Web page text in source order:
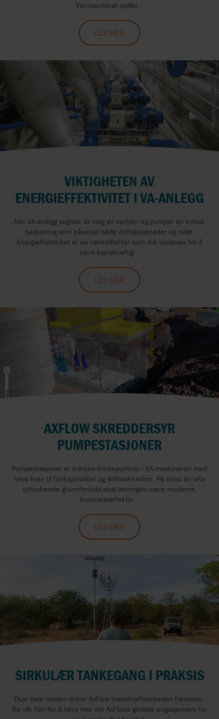
Vannsenteret spiller...
LES MER
VIKTIGHETEN AV
ENERGIEFFEKTIVITET I VA-ANLEGG
Når VA-anlegg tegnes, er valg av ventiler og pumper en kritisk
beslutning som påvirker både driftskostnader og miljø.
Energieffektivitet er en nøkkelfaktor som må vurderes for å
sikre bærekraftig...
LES MER
AXFLOW SKREDDERSYR
PUMPESTASJONER
Pumpestasjoner er kritiske knutepunkter i VA-maskineriet med
høye krav til funksjonalitet og driftssikkerhet. På tross av ofte
utfordrende grunnforhold skal løsningen være moderne,
kostnadseffektiv...
LES MER
SIRKULÆR TANKEGANG I PRAKSIS
Over hele verden driver AxFlow bærekraftsarbeidet fremover.
Se vår film for å lære mer om AxFlows globale engasjement for